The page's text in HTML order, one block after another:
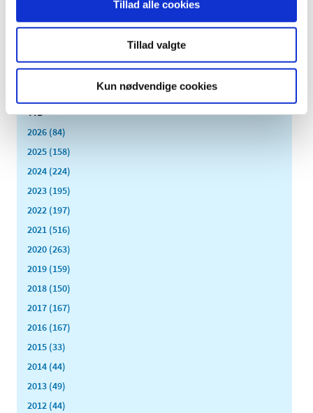
Tillad alle cookies
Tillad valgte
Kun nødvendige cookies
Medicintilskudsnævnet har på Lægemiddelstyrelsens
foranledning revurderet tilskudsstatus for lægemidler,
TID
2026 (84)
2025 (158)
2024 (224)
2023 (195)
2022 (197)
2021 (516)
2020 (263)
2019 (159)
2018 (150)
2017 (167)
2016 (167)
2015 (33)
2014 (44)
2013 (49)
2012 (44)